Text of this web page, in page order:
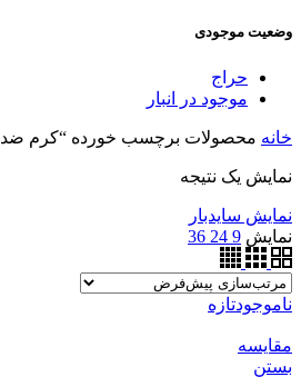
وضعیت موجودی
حراج
موجود در انبار
خانه محصولات برچسب خورده “کرم
نمایش یک نتیجه
نمایش سایدبار
نمایش 9
24
36
ناموجودتازه
مقایسه
بستن